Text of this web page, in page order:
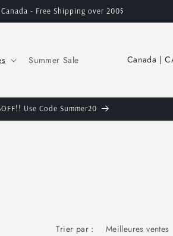
- Free Shipping over 200$
Summer Sale
y
o
Use Code Summer20
Trier par :